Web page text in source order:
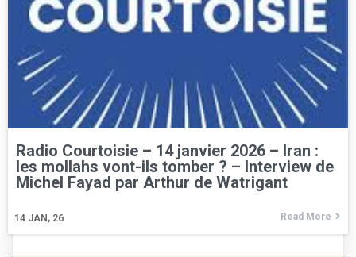
Radio Courtoisie – 14 janvier 2026 – Iran :
les mollahs vont-ils tomber ? – Interview de
Michel Fayad par Arthur de Watrigant
14 JAN, 26 Read More